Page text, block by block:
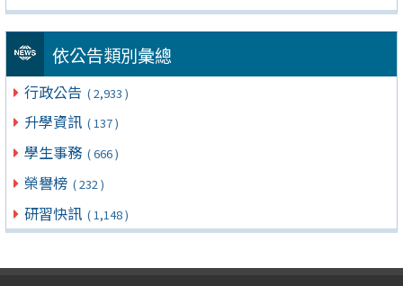
依公告類別彙總
行政公告 ( 2,933 )
升學資訊 ( 137 )
學生事務 ( 666 )
榮譽榜 ( 232 )
研習快訊 ( 1,148 )